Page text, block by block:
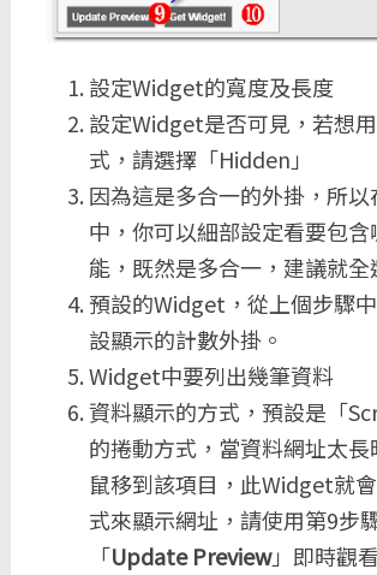
設定Widget的寬度及長度
設定Widget是否可見，若想
式，請選擇「Hidden」
因為這是多合一的外掛，所以
中，你可以細部設定看要包
能，既然是多合一，建議就全
預設的Widget，從上個步驟
設顯示的計數外掛。
Widget中要列出幾筆資料
資料顯示的方式，預設是「
的捲動方式，當資料網址太長
鼠移到該項目，此Widget就
式來顯示網址，請使用第9步
「Update Preview」即時觀